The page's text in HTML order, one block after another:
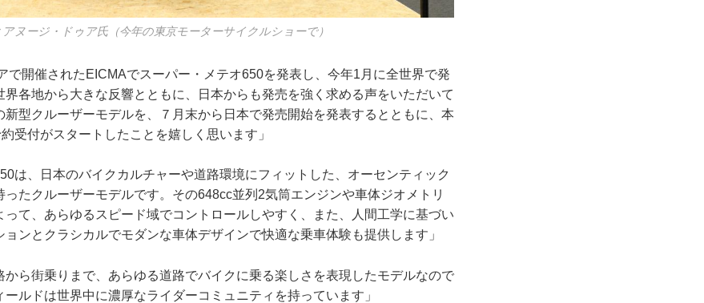
ヌージ・ドゥア氏（今年の東京モーターサイクルショーで）
で開催されたEICMAでスーパー・メテオ650を発表し、今年1月に全世界で発
界各地から大きな反響とともに、日本からも発売を強く求める声をいただいて
新型クルーザーモデルを、７月末から日本で発売開始を発表するとともに、本
受付がスタートしたことを嬉しく思います」
は、日本のバイクカルチャーや道路環境にフィットした、オーセンティック
ったクルーザーモデルです。その648cc並列2気筒エンジンや車体ジオメトリ
って、あらゆるスピード域でコントロールしやすく、また、人間工学に基づい
ンとクラシカルでモダンな車体デザインで快適な乗車体験も提供します」
から街乗りまで、あらゆる道路でバイクに乗る楽しさを表現したモデルなので
ルドは世界中に濃厚なライダーコミュニティを持っています」